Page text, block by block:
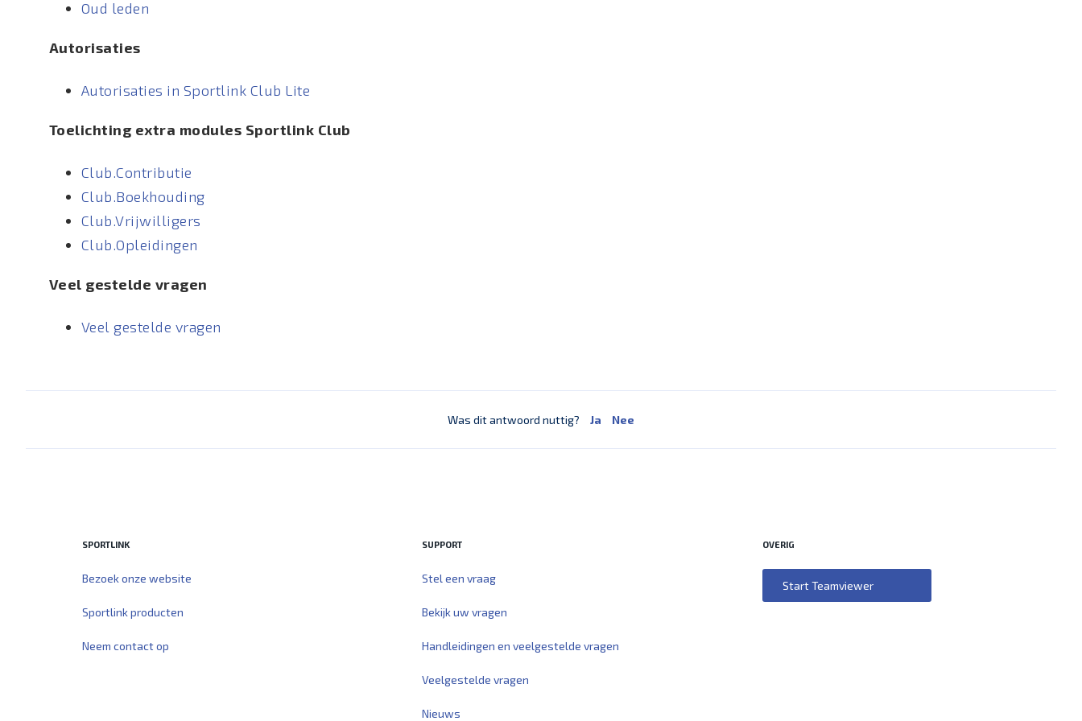
Oud leden
Autorisaties
Autorisaties in Sportlink Club Lite
Toelichting extra modules Sportlink Club
Club.Contributie
Club.Boekhouding
Club.Vrijwilligers
Club.Opleidingen
Veel gestelde vragen
Veel gestelde vragen
Was dit antwoord nuttig? Ja Nee
SPORTLINK
Bezoek onze website
Sportlink producten
Neem contact op
SUPPORT
Stel een vraag
Bekijk uw vragen
Handleidingen en veelgestelde vragen
Veelgestelde vragen
Nieuws
OVERIG
Start Teamviewer